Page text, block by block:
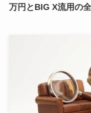
万円とBIG X流用の